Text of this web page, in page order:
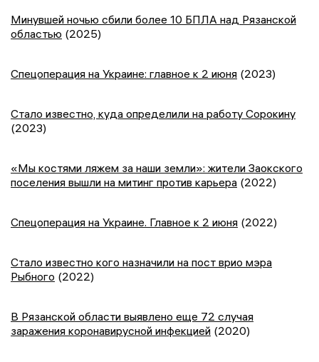
Минувшей ночью сбили более 10 БПЛА над Рязанской
областью (2025)
Спецоперация на Украине: главное к 2 июня (2023)
Стало известно, куда определили на работу Сорокину
(2023)
«Мы костями ляжем за наши земли»: жители Заокского
поселения вышли на митинг против карьера (2022)
Спецоперация на Украине. Главное к 2 июня (2022)
Стало известно кого назначили на пост врио мэра
Рыбного (2022)
В Рязанской области выявлено еще 72 случая
заражения коронавирусной инфекцией (2020)